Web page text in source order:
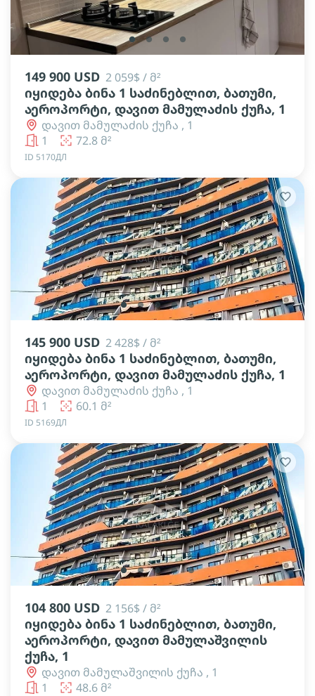
lens lens lens lens
149 900 USD 2 059$ / მ²
იყიდება ბინა 1 საძინებლით, ბათუმი,
აეროპორტი, დავით მამულაძის ქუჩა, 1
დავით მამულაძის ქუჩა , 1
1
72.8 მ²
ID 5170ДЛ
lens lens lens lens lens
145 900 USD 2 428$ / მ²
იყიდება ბინა 1 საძინებლით, ბათუმი,
აეროპორტი, დავით მამულაძის ქუჩა, 1
დავით მამულაძის ქუჩა , 1
1
60.1 მ²
ID 5169ДЛ
lens lens lens lens lens
104 800 USD 2 156$ / მ²
იყიდება ბინა 1 საძინებლით, ბათუმი,
აეროპორტი, დავით მამულაშვილის
ქუჩა, 1
დავით მამულაშვილის ქუჩა , 1
1
48.6 მ²